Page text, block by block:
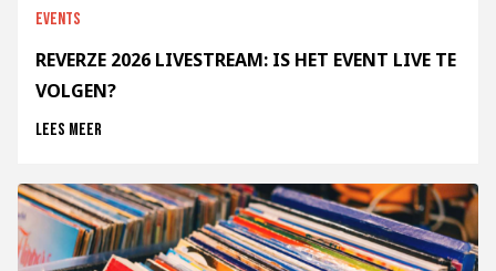
Events
REVERZE 2026 LIVESTREAM: IS HET EVENT LIVE TE
VOLGEN?
Lees meer